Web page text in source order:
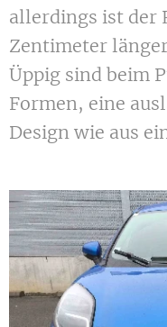
allerdings ist der
Zentimeter
Üppig sind beim
Formen, eine
Design wie aus